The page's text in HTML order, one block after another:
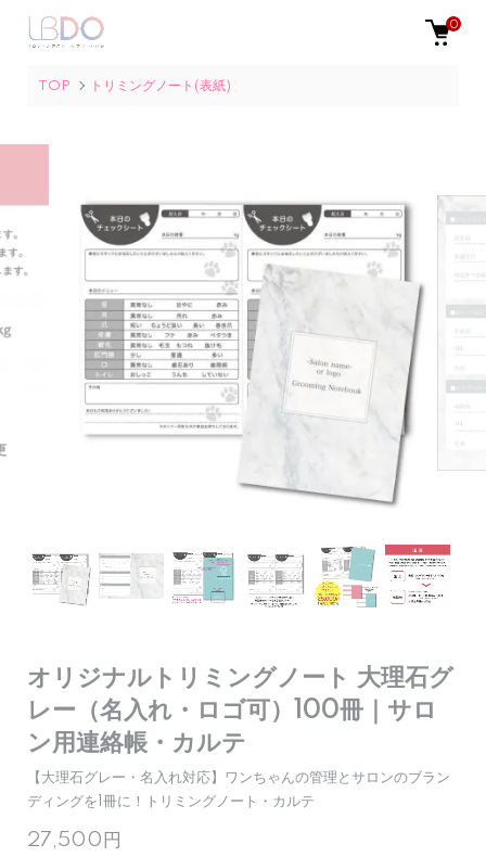
0
TOP トリミングノート(表紙)
オリジナルトリミングノート 大理石グ
レー（名入れ・ロゴ可）100冊｜サロ
ン用連絡帳・カルテ
【大理石グレー・名入れ対応】ワンちゃんの管理とサロンのブラン
ディングを1冊に！トリミングノート・カルテ
27,500円